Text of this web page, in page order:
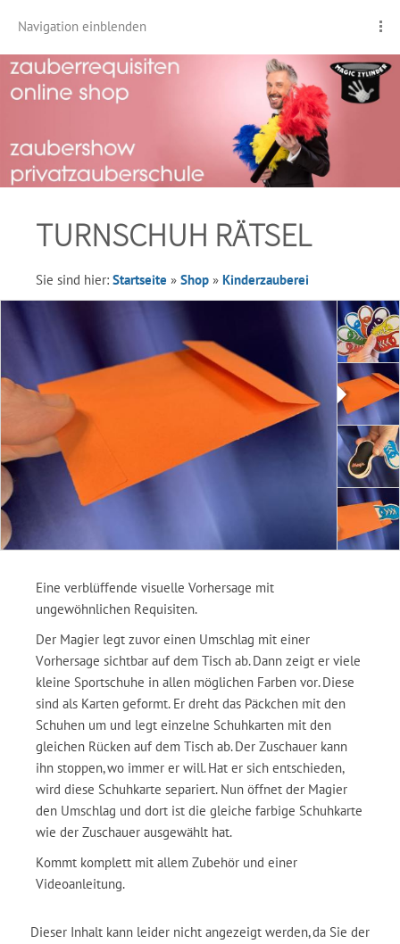
Navigation einblenden
TURNSCHUH RÄTSEL
Sie sind hier: Startseite » Shop » Kinderzauberei
Eine verblüffende visuelle Vorhersage mit
ungewöhnlichen Requisiten.
Der Magier legt zuvor einen Umschlag mit einer
Vorhersage sichtbar auf dem Tisch ab. Dann zeigt er viele
kleine Sportschuhe in allen möglichen Farben vor. Diese
sind als Karten geformt. Er dreht das Päckchen mit den
Schuhen um und legt einzelne Schuhkarten mit den
gleichen Rücken auf dem Tisch ab. Der Zuschauer kann
ihn stoppen, wo immer er will. Hat er sich entschieden,
wird diese Schuhkarte separiert. Nun öffnet der Magier
den Umschlag und dort ist die gleiche farbige Schuhkarte
wie der Zuschauer ausgewählt hat.
Kommt komplett mit allem Zubehör und einer
Videoanleitung.
Dieser Inhalt kann leider nicht angezeigt werden, da Sie der